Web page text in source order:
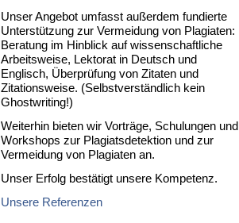
Unser Angebot umfasst außerdem fundierte
Unterstützung zur Vermeidung von Plagiaten:
Beratung im Hinblick auf wissenschaftliche
Arbeitsweise, Lektorat in Deutsch und
Englisch, Überprüfung von Zitaten und
Zitationsweise. (Selbstverständlich kein
Ghostwriting!)
Weiterhin bieten wir Vorträge, Schulungen und
Workshops zur Plagiatsdetektion und zur
Vermeidung von Plagiaten an.
Unser Erfolg bestätigt unsere Kompetenz.
Unsere Referenzen